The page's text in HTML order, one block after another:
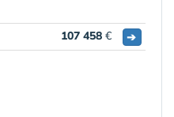
107 458 € ➔